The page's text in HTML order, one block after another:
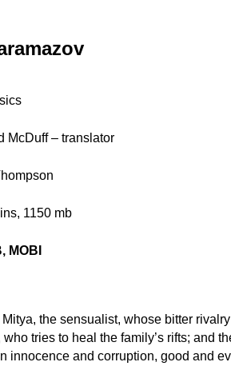
McDuff – translator
1150 mb
MOBI
the sensualist, whose bitter
tries to heal the family’s rifts; and
and corruption, good and